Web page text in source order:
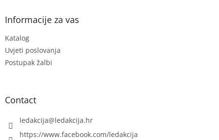
Informacije za vas
Katalog
Uvjeti poslovanja
Postupak žalbi
Contact
ledakcija@ledakcija.hr
https://www.facebook.com/ledakcija